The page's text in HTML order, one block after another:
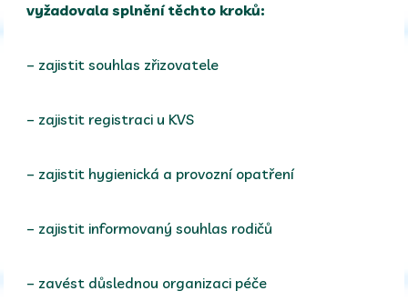
vyžadovala splnění těchto kroků:
– zajistit souhlas zřizovatele
– zajistit registraci u KVS
– zajistit hygienická a provozní opatření
– zajistit informovaný souhlas rodičů
– zavést důslednou organizaci péče